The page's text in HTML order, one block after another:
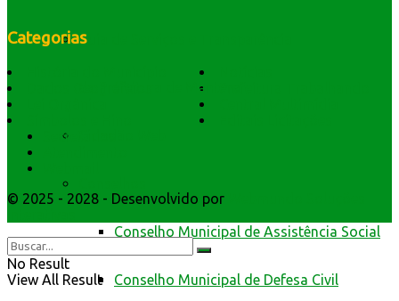
Guia de Serviços e Transparência
da Prefeitura de Mantena
Conselho Municipal de Assistência Social
Conselho Municipal de Defesa Civil
Categorias
Secretarios
© 2025 - 2028 - Desenvolvido por
No Result
View All Result